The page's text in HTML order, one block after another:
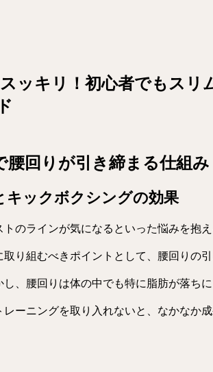
ッキリ！初心者でもスリ
回りが引き締まる仕組み
キックボクシングの効果
のラインが気になるといった悩みを抱え
り組むべきポイントとして、腰回りの
、腰回りは体の中でも特に脂肪が落ち
ーニングを取り入れないと、なかなか